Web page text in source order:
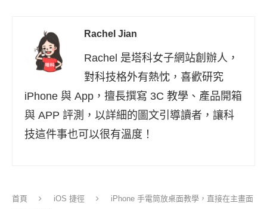
Rachel Jian
Rachel 是塔科女子網站創辦人，
對科技格外有熱忱，喜歡研究
iPhone 與 App，擅長撰寫 3C 教學、產品開箱
與 APP 評測，以詳細的圖文引導讀者，讓科
技這件事也可以很有溫度！
首頁 iOS 捷徑
iPhone 手電筒放桌面教學，直接在主畫面